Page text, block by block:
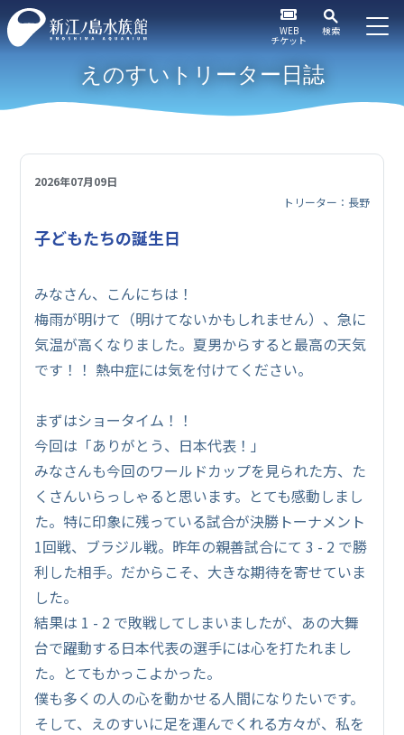
WEB
チケット
検索
えのすいトリーター日誌
2026年07月09日
トリーター：長野
子どもたちの誕生日
みなさん、こんにちは！
梅雨が明けて（明けてないかもしれません）、急に
気温が高くなりました。夏男からすると最高の天気
です！！ 熱中症には気を付けてください。
まずはショータイム！！
今回は「ありがとう、日本代表！」
みなさんも今回のワールドカップを見られた方、た
くさんいらっしゃると思います。とても感動しまし
た。特に印象に残っている試合が決勝トーナメント
1回戦、ブラジル戦。昨年の親善試合にて 3 - 2 で勝
利した相手。だからこそ、大きな期待を寄せていま
した。
結果は 1 - 2 で敗戦してしまいましたが、あの大舞
台で躍動する日本代表の選手には心を打たれまし
た。とてもかっこよかった。
僕も多くの人の心を動かせる人間になりたいです。
そして、えのすいに足を運んでくれる方々が、私を